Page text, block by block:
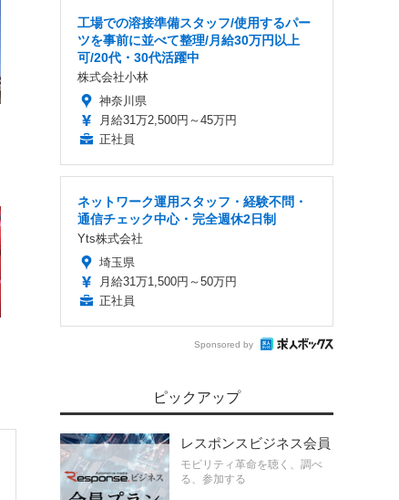
工場での溶接準備スタッフ/使用するパー
ツを事前に並べて整理/月給30万円以上
可/20代・30代活躍中
株式会社小林
神奈川県
月給31万2,500円～45万円
正社員
ネットワーク運用スタッフ・経験不問・
通信チェック中心・完全週休2日制
Yts株式会社
埼玉県
月給31万1,500円～50万円
正社員
Sponsored by
ピックアップ
レスポンスビジネス会員
モビリティ革命を聴く、調べ
る、参加する